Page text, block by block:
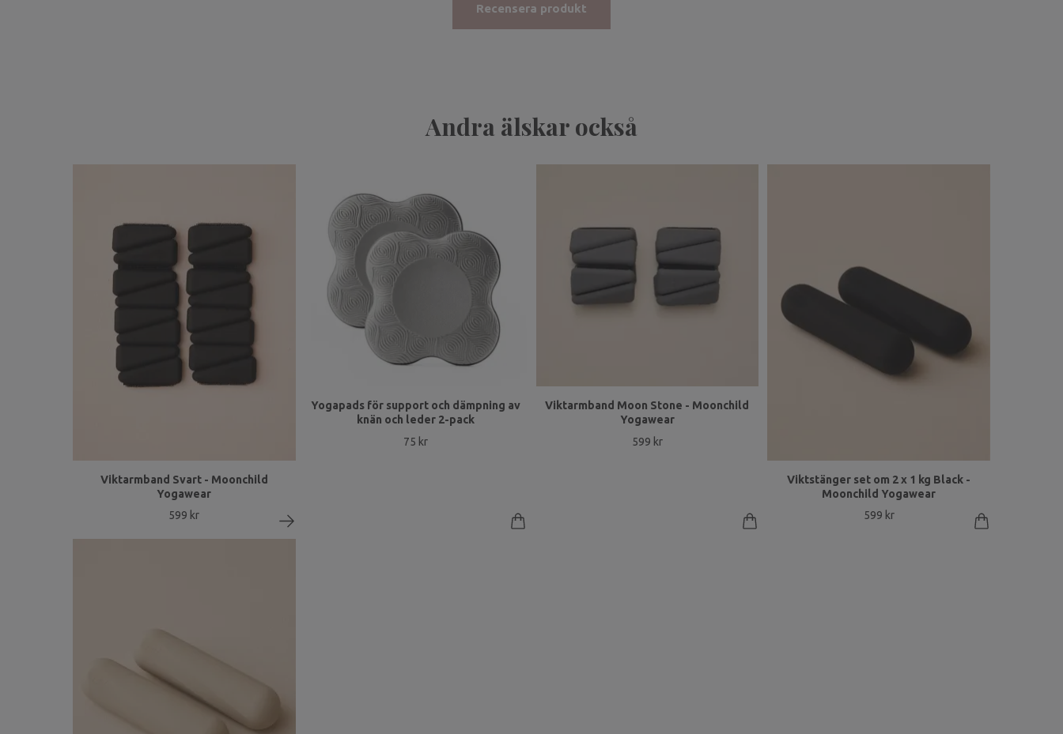
Recensera produkt
Andra älskar också
Viktarmband Svart - Moonchild
Yogawear
599 kr
Yogapads för support och dämpning av
knän och leder 2-pack
75 kr
Viktarmband Moon Stone - Moonchild
Yogawear
599 kr
Viktstänger set om 2 x 1 kg Black -
Moonchild Yogawear
599 kr